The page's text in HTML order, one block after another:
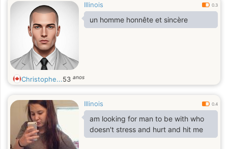
Illinois 0.3
un homme honnête et sincère
Christophe...53 anos
Illinois 0.4
am looking for man to be with who
doesn't stress and hurt and hit me